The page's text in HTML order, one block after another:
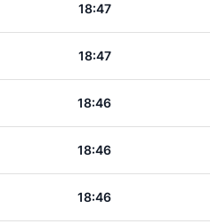
18:47
18:47
18:46
18:46
18:46